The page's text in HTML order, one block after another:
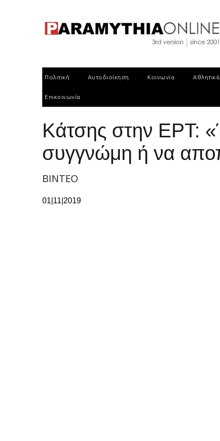
Πολιτική Αυτοδιοίκηση Κοινωνία Αθλητικά
Επικοινωνία
Κάτσης στην ΕΡΤ:
συγγνώμη ή να
BINTEO
01|11|2019